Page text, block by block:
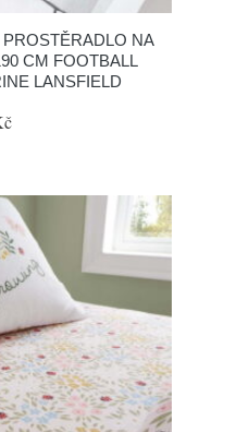
NA
CM FOOTBALL
LANSFIELD